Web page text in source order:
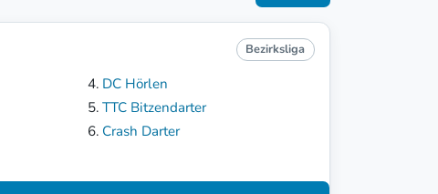
Bezirksliga
DC Hörlen
TTC Bitzendarter
Crash Darter